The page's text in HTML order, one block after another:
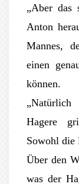
„Aber das
Anton
Mannes,
einen
können.
Hagere
Sowohl die
Über den
was der